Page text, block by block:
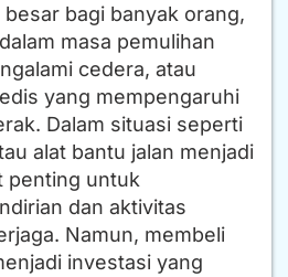
bagi banyak orang,
masa pemulihan
cedera, atau
yang mempengaruhi
Dalam situasi seperti
alat bantu jalan menjadi
penting untuk
dan aktivitas
Namun, membeli
investasi yang